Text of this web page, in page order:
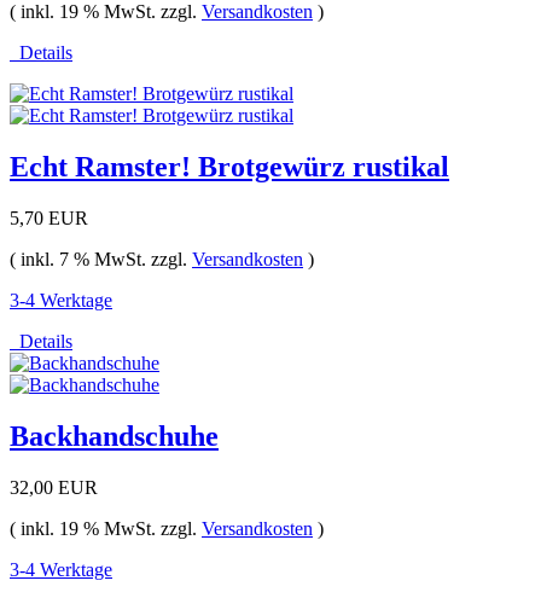
( inkl. 19 % MwSt. zzgl. Versandkosten )
Details
Echt Ramster! Brotgewürz rustikal
5,70 EUR
( inkl. 7 % MwSt. zzgl. Versandkosten )
3-4 Werktage
Details
Backhandschuhe
32,00 EUR
( inkl. 19 % MwSt. zzgl. Versandkosten )
3-4 Werktage